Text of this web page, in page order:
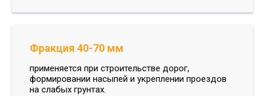
Фракция 40-70 мм
применяется при строительстве дорог,
формировании насыпей и укреплении проездов
на слабых грунтах.